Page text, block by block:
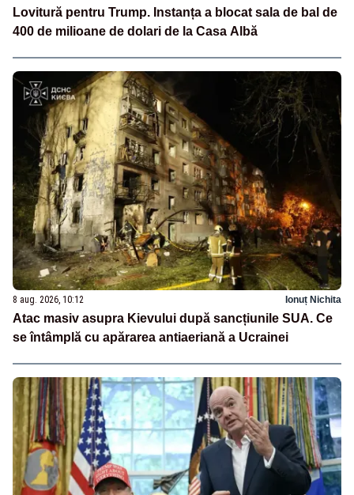
Lovitură pentru Trump. Instanța a blocat sala de bal de
400 de milioane de dolari de la Casa Albă
8 aug. 2026, 10:12 Ionuț Nichita
Atac masiv asupra Kievului după sancțiunile SUA. Ce
se întâmplă cu apărarea antiaeriană a Ucrainei